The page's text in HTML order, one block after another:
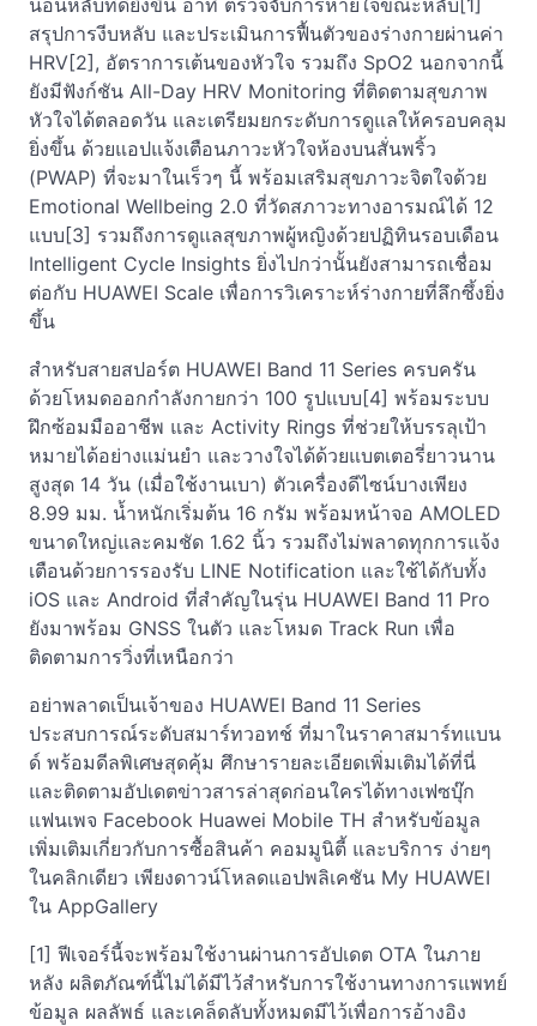
สรุปการงีบหลับ และประเมินการฟื้นตัวของร่างกายผ่านค่า
HRV[2], อัตราการเต้นของหัวใจ รวมถึง SpO2 นอกจากนี้
ยังมีฟังก์ชัน All-Day HRV Monitoring ที่ติดตามสุขภาพ
หัวใจได้ตลอดวัน และเตรียมยกระดับการดูแลให้ครอบคลุม
ยิ่งขึ้น ด้วยแอปแจ้งเตือนภาวะหัวใจห้องบนสั่นพริ้ว
(PWAP) ที่จะมาในเร็วๆ นี้ พร้อมเสริมสุขภาวะจิตใจด้วย
Emotional Wellbeing 2.0 ที่วัดสภาวะทางอารมณ์ได้ 12
แบบ[3] รวมถึงการดูแลสุขภาพผู้หญิงด้วยปฏิทินรอบเดือน
Intelligent Cycle Insights ยิ่งไปกว่านั้นยังสามารถเชื่อม
ต่อกับ HUAWEI Scale เพื่อการวิเคราะห์ร่างกายที่ลึกซึ้งยิ่ง
ขึ้น
สำหรับสายสปอร์ต HUAWEI Band 11 Series ครบครัน
ด้วยโหมดออกกำลังกายกว่า 100 รูปแบบ[4] พร้อมระบบ
ฝึกซ้อมมืออาชีพ และ Activity Rings ที่ช่วยให้บรรลุเป้า
หมายได้อย่างแม่นยำ และวางใจได้ด้วยแบตเตอรี่ยาวนาน
สูงสุด 14 วัน (เมื่อใช้งานเบา) ตัวเครื่องดีไซน์บางเพียง
8.99 มม. น้ำหนักเริ่มต้น 16 กรัม พร้อมหน้าจอ AMOLED
ขนาดใหญ่และคมชัด 1.62 นิ้ว รวมถึงไม่พลาดทุกการแจ้ง
เตือนด้วยการรองรับ LINE Notification และใช้ได้กับทั้ง
iOS และ Android ที่สำคัญในรุ่น HUAWEI Band 11 Pro
ยังมาพร้อม GNSS ในตัว และโหมด Track Run เพื่อ
ติดตามการวิ่งที่เหนือกว่า
อย่าพลาดเป็นเจ้าของ HUAWEI Band 11 Series
ประสบการณ์ระดับสมาร์ทวอทช์ ที่มาในราคาสมาร์ทแบน
ด์ พร้อมดีลพิเศษสุดคุ้ม ศึกษารายละเอียดเพิ่มเติมได้ที่นี่
และติดตามอัปเดตข่าวสารล่าสุดก่อนใครได้ทางเฟซบุ๊ก
แฟนเพจ Facebook Huawei Mobile TH สำหรับข้อมูล
เพิ่มเติมเกี่ยวกับการซื้อสินค้า คอมมูนิตี้ และบริการ ง่ายๆ
ในคลิกเดียว เพียงดาวน์โหลดแอปพลิเคชัน My HUAWEI
ใน AppGallery
[1] ฟีเจอร์นี้จะพร้อมใช้งานผ่านการอัปเดต OTA ในภาย
หลัง ผลิตภัณฑ์นี้ไม่ได้มีไว้สำหรับการใช้งานทางการแพทย์
ข้อมูล ผลลัพธ์ และเคล็ดลับทั้งหมดมีไว้เพื่อการอ้างอิง